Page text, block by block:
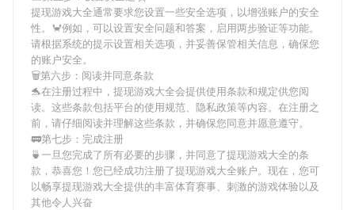
提现游戏大全通常要求您设置一些安全选项，以增强账户的安全
性。🦀例如，可以设置安全问题和答案，启用两步验证等功能。
请根据系统的提示设置相关选项，并妥善保管相关信息，确保您
的账户安全。
🗑第六步：阅读并同意条款
🐬在注册过程中， 提现游戏大全会提供使用条款和规定供您阅
读。这些条款包括平台的使用规范、隐私政策等内容。在注册之
前，请仔细阅读并理解这些条款，并确保您同意并愿意遵守。
🚃第七步：完成注册
🍵一旦您完成了所有必要的步骤，并同意了提现游戏大全的条
款，恭喜您！您已经成功注册了提现游戏大全账户。现在，您可
以畅享提现游戏大全提供的丰富体育赛事、刺激的游戏体验以及
其他令人兴奋